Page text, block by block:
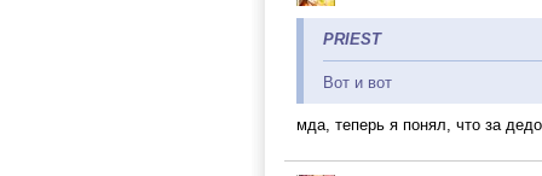
PRIEST
Вот и вот
мда, теперь я понял, что за